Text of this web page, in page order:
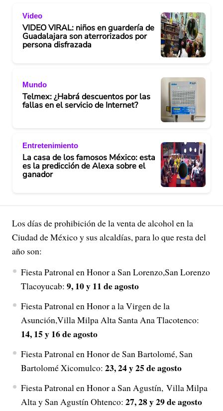
Video
VIDEO VIRAL: niños en guardería de
Guadalajara son aterrorizados por
persona disfrazada
Mundo
Telmex: ¿Habrá descuentos por las
fallas en el servicio de Internet?
Entretenimiento
La casa de los famosos México: esta
es la predicción de Alexa sobre el
ganador
Los días de prohibición de la venta de alcohol en la
Ciudad de México y sus alcaldías, para lo que resta del
año son:
Fiesta Patronal en Honor a San Lorenzo,San Lorenzo
Tlacoyucab: 9, 10 y 11 de agosto
Fiesta Patronal en Honor a la Virgen de la
Asunción,Villa Milpa Alta Santa Ana Tlacotenco:
14, 15 y 16 de agosto
Fiesta Patronal en Honor de San Bartolomé, San
Bartolomé Xicomulco: 23, 24 y 25 de agosto
Fiesta Patronal en Honor a San Agustín, Villa Milpa
Alta y San Agustín Ohtenco: 27, 28 y 29 de agosto